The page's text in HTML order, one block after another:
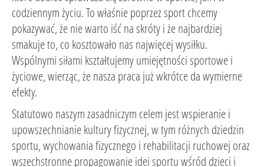
codziennym życiu. To właśnie poprzez sport chcemy
pokazywać, że nie warto iść na skróty i że najbardziej
smakuje to, co kosztowało nas najwięcej wysiłku.
Wspólnymi siłami kształtujemy umiejętności sportowe i
życiowe, wierząc, że nasza praca już wkrótce da wymierne
efekty.
Statutowo naszym zasadniczym celem jest wspieranie i
upowszechnianie kultury fizycznej, w tym różnych dziedzin
sportu, wychowania fizycznego i rehabilitacji ruchowej oraz
wszechstronne propagowanie idei sportu wśród dzieci i